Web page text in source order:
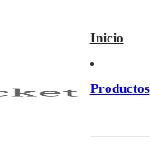
Inicio
Productos